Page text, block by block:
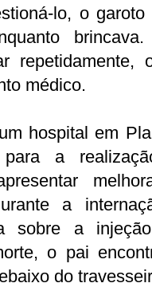
lo, o garoto
repetidamente,
médico.
hospital em
para a
a
sobre a
o pai
do